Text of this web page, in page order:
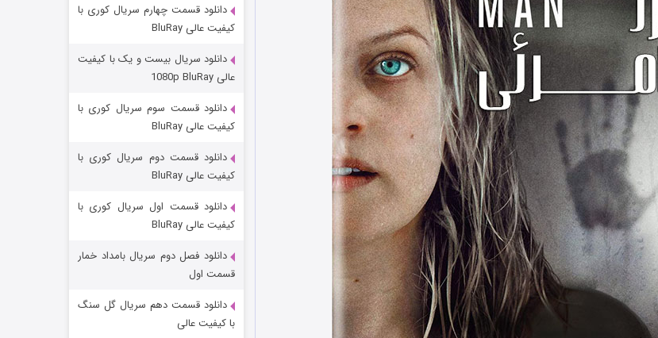
مردگان متحرک: شهر مرده ۳
شکست استوارت در نجات جهان
قسمت ۷ (زیرنویس) منتشر شد
دانلود قسمت چهارم سریال کوری با
کیفیت عالی BluRay
دانلود سریال بیست و یک با کیفیت
عالی 1080p BluRay
دانلود قسمت سوم سریال کوری با
کیفیت عالی BluRay
دانلود قسمت دوم سریال کوری با
کیفیت عالی BluRay
دانلود قسمت اول سریال کوری با
کیفیت عالی BluRay
دانلود فصل دوم سریال بامداد خمار
قسمت اول
دانلود قسمت دهم سریال گل سنگ
با کیفیت عالی